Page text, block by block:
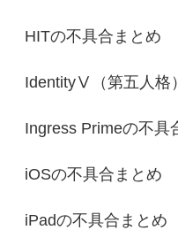
HITの不具合まとめ
IdentityⅤ（第五人格
Ingress Primeの不具
iOSの不具合まとめ
iPadの不具合まとめ